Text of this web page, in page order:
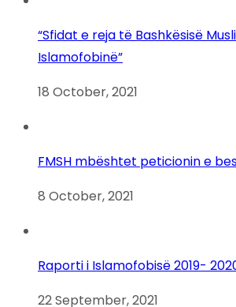
“Sfidat e reja të Bashkësisë
Islamofobinë”
18 October, 2021
FMSH mbështet peticionin e
8 October, 2021
Raporti i Islamofobisë 2019-
22 September, 2021